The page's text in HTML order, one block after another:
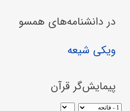
در دانشنامه‌های همسو
ویکی شیعه
پیمایش‌گر قرآن